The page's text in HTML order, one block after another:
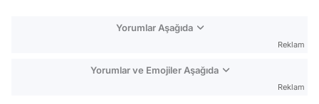
Yorumlar Aşağıda
Reklam
Yorumlar ve Emojiler Aşağıda
Reklam